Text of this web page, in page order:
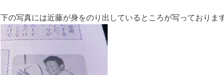
下の写真には近藤が身をのり出しているところが写っておりま